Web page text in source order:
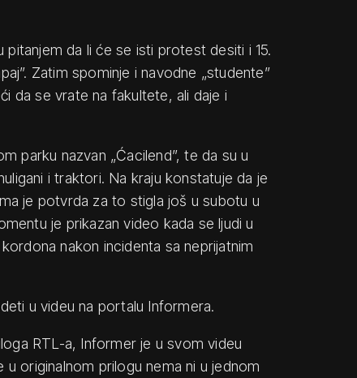
da li će se isti protest desiti i 15.
Zatim spominje i navodne „studente”
da se vrate na fakultete, ali daje i
parku nazvan „Ćacilend”, te da su u
i traktori. Na kraju konstatuje da je
je potvrda za to stigla još u subotu u
je prikazan video kada se ljudi u
nakon incidenta sa neprijatnim
u videu na portalu Informera.
RTL-a, Informer je u svom videu
originalnom prilogu nema ni u jednom